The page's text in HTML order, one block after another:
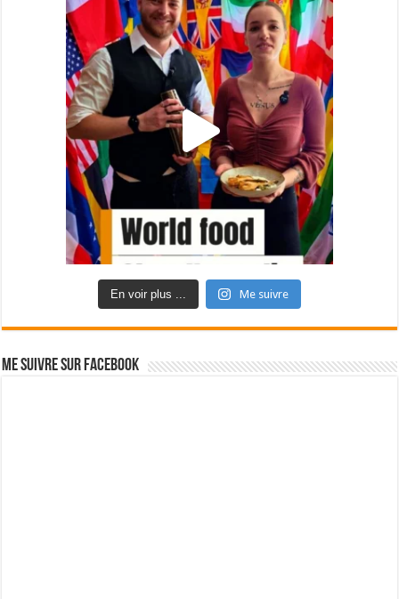
En voir plus ... Me suivre
Me suivre sur Facebook